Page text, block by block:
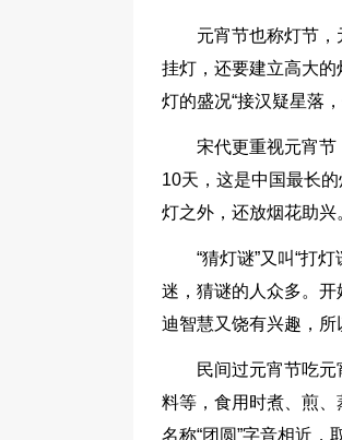
元宵节也称灯节
挂灯，还要建立高大
灯的盛况“接汉疑星落
宋代更重视元宵
10天，这是中国最长
灯之外，还放烟花助兴
“猜灯谜”又叫“打
迷，猜谜的人众多。
迪智慧又饶有兴趣，所
民间过元宵节吃
料等，食用时煮、煎、
名称“团圆”字音相近